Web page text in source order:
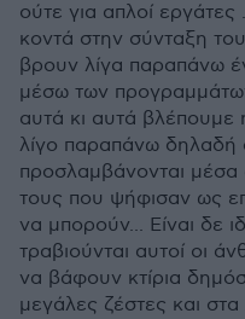
ούτε για απλοί
κοντά στην σύνταξη
βρουν λίγα παραπάνω
μέσω των
αυτά κι αυτά βλέπουμε
λίγο παραπάνω δηλαδή
προσλαμβάνονται μέσα
τους που ψήφισαν ως
να μπορούν... Είναι δε
τραβιούνται αυτοί οι
να βάφουν κτίρια
μεγάλες ζέστες και